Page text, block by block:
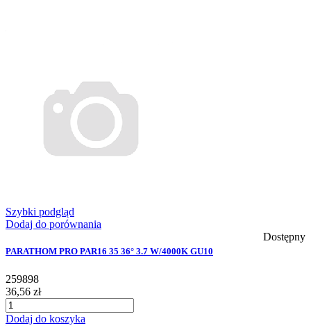
Szybki podgląd
Dodaj do porównania
Dostępny
PARATHOM PRO PAR16 35 36° 3.7 W/4000K GU10
259898
36,56 zł
Dodaj do koszyka